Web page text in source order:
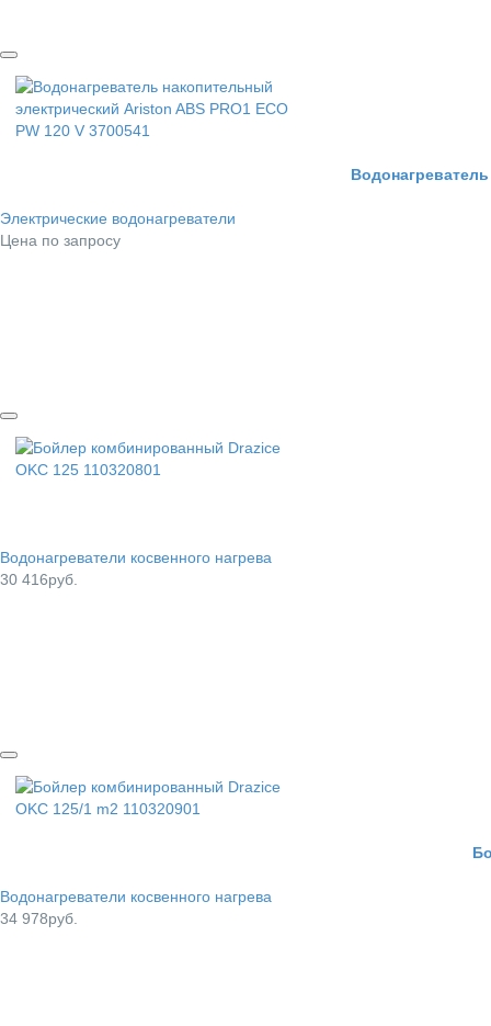
Электрические водонагреватели
Цена по запросу
Водонагреватели косвенного нагрева
30 416руб.
Водонагреватели косвенного нагрева
34 978руб.